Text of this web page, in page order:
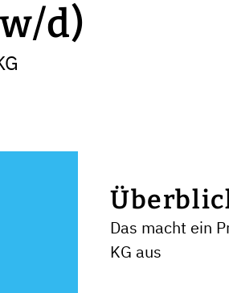
d)
Das macht ein
KG aus